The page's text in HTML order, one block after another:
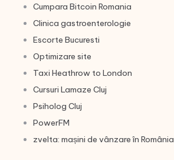
Cumpara Bitcoin Romania
Clinica gastroenterologie
Escorte Bucuresti
Optimizare site
Taxi Heathrow to London
Cursuri Lamaze Cluj
Psiholog Cluj
PowerFM
zvelta: mașini de vânzare în România